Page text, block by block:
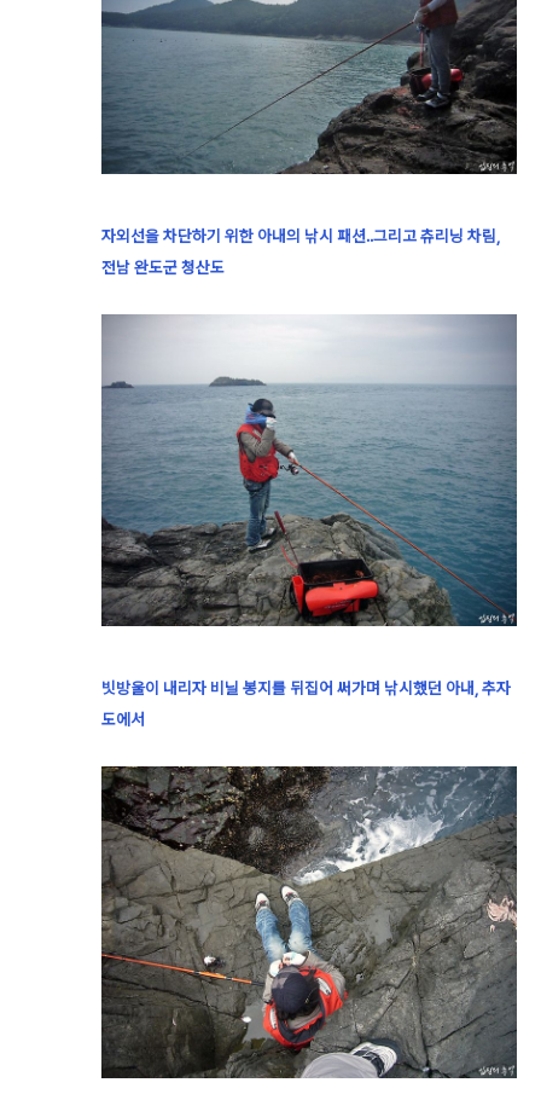
자외선을 차단하기 위한 아내의 낚시 패션..그리고 츄리닝 차림,
전남 완도군 청산도
빗방울이 내리자 비닐 봉지를 뒤집어 써가며 낚시했던 아내, 추자
도에서